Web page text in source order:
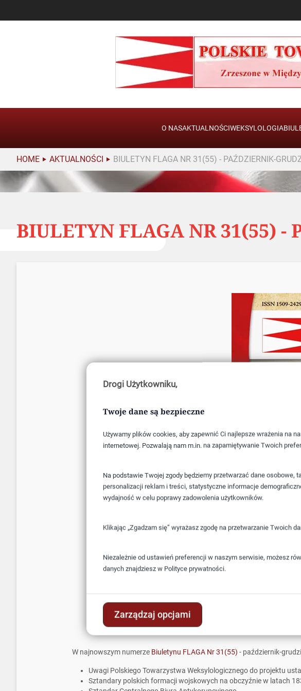
Drogi Użytkowniku,
Twoje dane są bezpieczne
Używamy plików cookies, aby zapewnić Ci najlepsze wrażenia na
internetowej. Pozwalają nam m.in. na zapamiętywanie Twoich
Na podstawie Twojej zgody będziemy przetwarzać dane osobowe,
personalizacji reklam i treści, statystyczne informacje
wydajność w celu poprawy zadowolenia użytkowników.
Klikając „Zgadzam się” wyrażasz zgodę na przetwarzanie Twoich
Niezależnie od ustawień preferencji w naszym serwisie, możesz
danych znajdziesz w Polityce prywatności.
Zarządzaj opcjami
O NASAKTUALNOŚCIWEKSYLOLOGIA
HOME AKTUALNOŚCI BIULETYN FLAGA NR 31(55) - PAŹDZIERNIK-
BIULETYN FLAGA NR 31(55) -
W najnowszym numerze Biuletynu FLAGA Nr 31(55) - październik-
Uwagi Polskiego Towarzystwa Weksylologicznego do projektu
Sztandary polskich formacji wojskowych na obczyźnie w latach